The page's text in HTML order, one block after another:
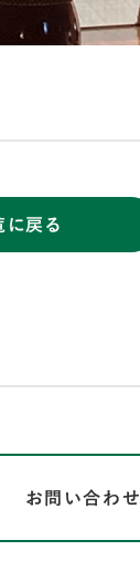
に戻る
お問い合わせ